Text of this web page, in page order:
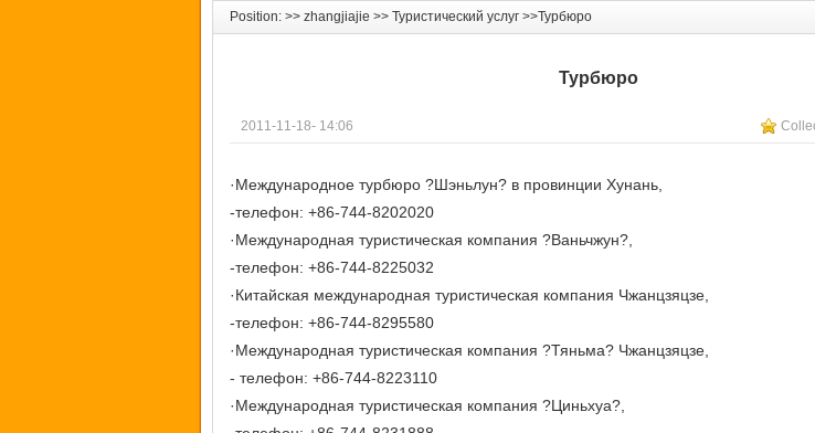
Position: >> zhangjiajie >> Туристический услуг >>Турбюро
Турбюро
2011-11-18- 14:06
·Международное турбюро ?Шэньлун? в провинции Хунань,
-телефон: +86-744-8202020
·Международная туристическая компания ?Ваньчжун?,
-телефон: +86-744-8225032
·Китайская международная туристическая компания Чжанцзяцзе,
-телефон: +86-744-8295580
·Международная туристическая компания ?Тяньма? Чжанцзяцзе,
- телефон: +86-744-8223110
·Международная туристическая компания ?Циньхуа?,